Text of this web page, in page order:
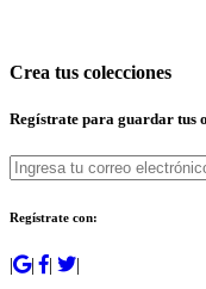
Crea tus colecciones
Regístrate para guardar tus
Regístrate con:
| | | |